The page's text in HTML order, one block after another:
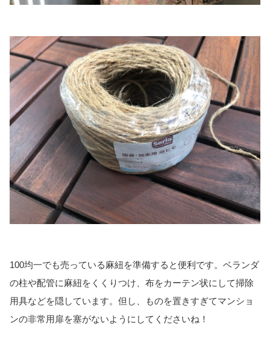
100均一でも売っている麻紐を準備すると便利です。ベランダ
の柱や配管に麻紐をくくりつけ、布をカーテン状にして掃除
用具などを隠しています。但し、ものを置きすぎてマンショ
ンの非常用扉を塞がないようにしてくださいね！